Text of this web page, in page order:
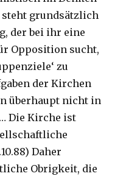
grundsätzlich
der bei ihr eine
Opposition sucht,
zu
der Kirchen
überhaupt nicht in
Die Kirche ist
Daher
Obrigkeit, die